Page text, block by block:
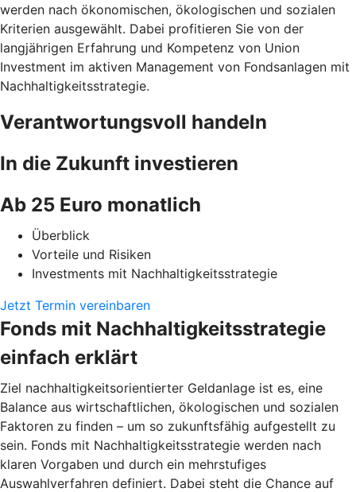
werden nach ökonomischen, ökologischen und sozialen
Kriterien ausgewählt. Dabei profitieren Sie von der
langjährigen Erfahrung und Kompetenz von Union
Investment im aktiven Management von Fondsanlagen mit
Nachhaltigkeitsstrategie.
Verantwortungsvoll handeln
In die Zukunft investieren
Ab 25 Euro monatlich
Überblick
Vorteile und Risiken
Investments mit Nachhaltigkeitsstrategie
Jetzt Termin vereinbaren
Fonds mit Nachhaltigkeitsstrategie
einfach erklärt
Ziel nachhaltigkeitsorientierter Geldanlage ist es, eine
Balance aus wirtschaftlichen, ökologischen und sozialen
Faktoren zu finden – um so zukunftsfähig aufgestellt zu
sein. Fonds mit Nachhaltigkeitsstrategie werden nach
klaren Vorgaben und durch ein mehrstufiges
Auswahlverfahren definiert. Dabei steht die Chance auf